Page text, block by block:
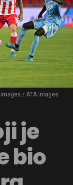
/ ATA Images
je
bio